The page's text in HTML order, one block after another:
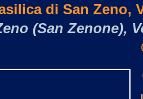
di San Zeno,
(San Zenone),